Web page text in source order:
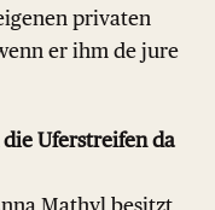
privaten
er ihm de jure
Uferstreifen da